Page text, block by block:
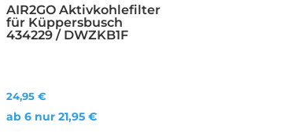
AIR2GO Aktivkohlefilter
für Küppersbusch
434229 / DWZKB1F
24,95€
ab 6 nur21,95€